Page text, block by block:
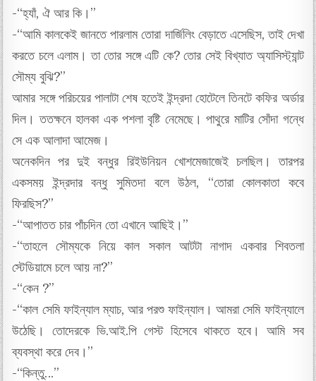
-“হ্যাঁ, ঐ আর কি।”
-“আমি কালকেই জানতে পারলাম তোরা দার্জিলিং বেড়াতে এসেছিস, তাই দেখা
করতে চলে এলাম। তা তোর সঙ্গে এটি কে? তোর সেই বিখ্যাত অ্যাসিস্ট্যান্ট
সৌম্য বুঝি?”
আমার সঙ্গে পরিচয়ের পালাটা শেষ হতেই ইন্দ্রদা হোটেলে তিনটে কফির অর্ডার
দিল। ততক্ষনে হালকা এক পশলা বৃষ্টি নেমেছে। পাথুরে মাটির সোঁদা গন্ধে
সে এক আলাদা আমেজ।
অনেকদিন পর দুই বন্ধুর রিইউনিয়ন খোশমেজাজেই চলছিল। তারপর
একসময় ইন্দ্রদার বন্ধু সুমিতদা বলে উঠল, “তোরা কোলকাতা কবে
ফিরছিস?”
-“আপাতত চার পাঁচদিন তো এখানে আছিই।”
-“তাহলে সৌম্যকে নিয়ে কাল সকাল আটটা নাগাদ একবার শিবতলা
স্টেডিয়ামে চলে আয় না?”
-“কেন ?”
-“কাল সেমি ফাইন্যাল ম্যাচ, আর পরশু ফাইন্যাল। আমরা সেমি ফাইন্যালে
উঠেছি। তোদেরকে ভি.আই.পি গেস্ট হিসেবে থাকতে হবে। আমি সব
ব্যবস্থা করে দেব।”
-“কিন্তু…”